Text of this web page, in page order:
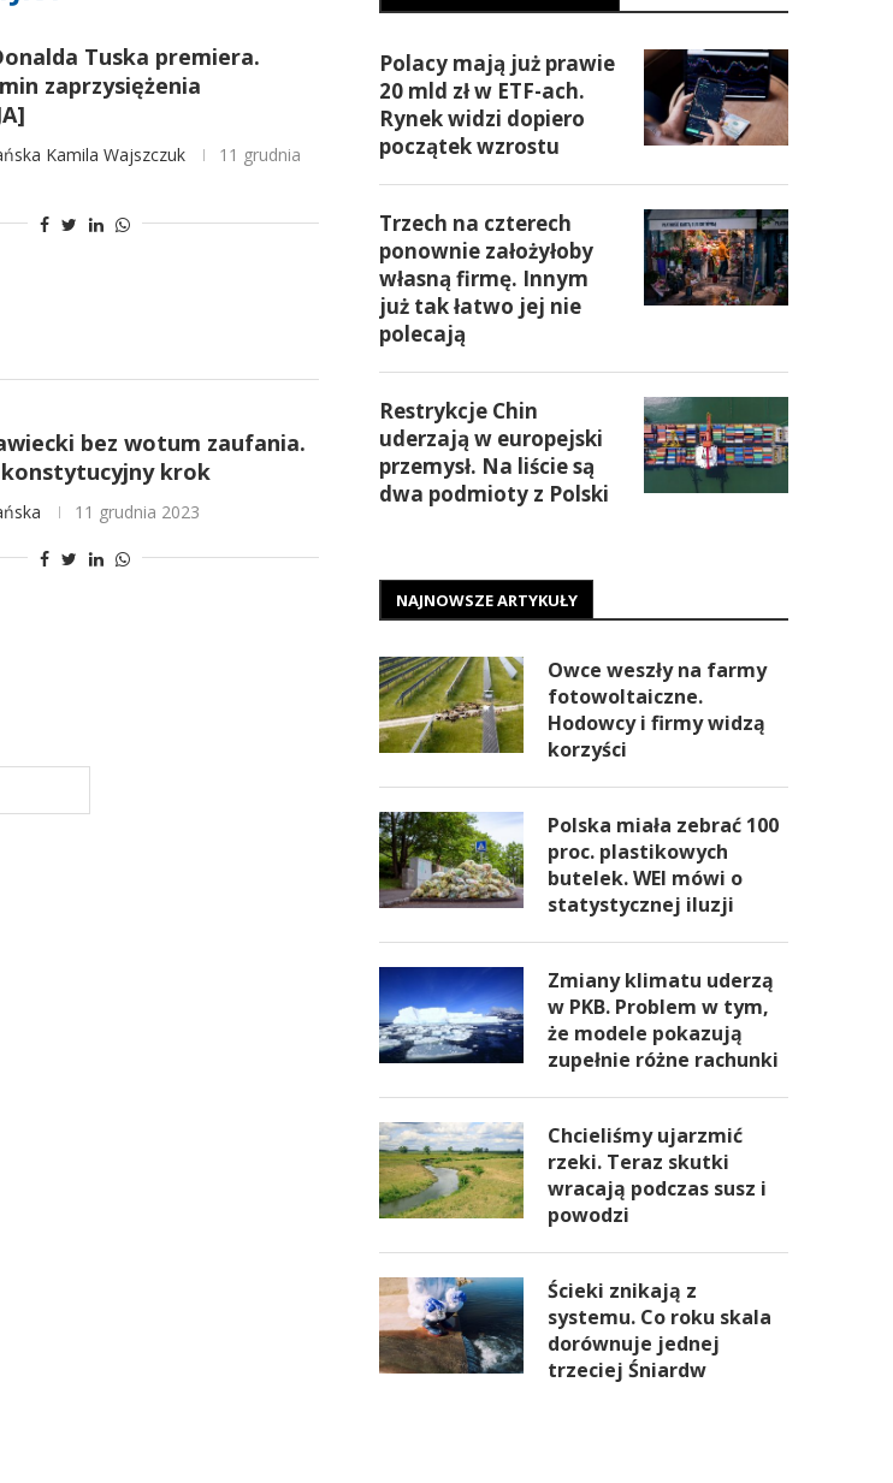
Tuska premiera.
zaprzysiężenia
Kamila Wajszczuk
11 grudnia
bez wotum zaufania.
konstytucyjny krok
11 grudnia 2023
Polacy mają już prawie
20 mld zł w ETF-ach.
Rynek widzi dopiero
początek wzrostu
Trzech na czterech
ponownie założyłoby
własną firmę. Innym
już tak łatwo jej nie
polecają
Restrykcje Chin
uderzają w europejski
przemysł. Na liście są
dwa podmioty z Polski
NAJNOWSZE ARTYKUŁY
Owce weszły na farmy
fotowoltaiczne.
Hodowcy i firmy widzą
korzyści
Polska miała zebrać 100
proc. plastikowych
butelek. WEI mówi o
statystycznej iluzji
Zmiany klimatu uderzą
w PKB. Problem w tym,
że modele pokazują
zupełnie różne rachunki
Chcieliśmy ujarzmić
rzeki. Teraz skutki
wracają podczas susz i
powodzi
Ścieki znikają z
systemu. Co roku skala
dorównuje jednej
trzeciej Śniardw